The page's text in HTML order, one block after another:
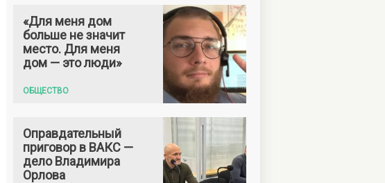
«Для меня дом
больше не значит
место. Для меня
дом — это люди»
ОБЩЕСТВО
Оправдательный
приговор в ВАКС —
дело Владимира
Орлова